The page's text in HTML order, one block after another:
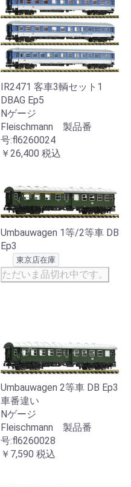
IR2471 客車3輌セット1
DBAG Ep5
Nゲージ
Fleischmann 製品番
号:fl6260024
￥26,400 税込
Umbauwagen 1等/2等車 DB
Ep3
東京店在庫
ただいま品切れ中です。
Umbauwagen 2等車 DB Ep3
車番違い
Nゲージ
Fleischmann 製品番
号:fl6260028
￥7,590 税込